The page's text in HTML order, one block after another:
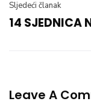
Sljedeći članak
14 SJEDNICA
Leave A